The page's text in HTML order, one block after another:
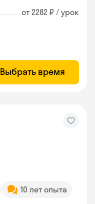
от 2282 ₽ / урок
Выбрать время
10 лет опыта